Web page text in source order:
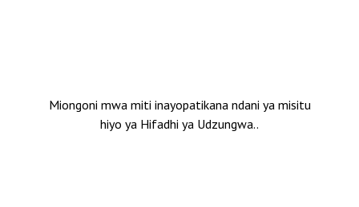
Miongoni mwa miti inayopatikana ndani ya misitu
hiyo ya Hifadhi ya Udzungwa..